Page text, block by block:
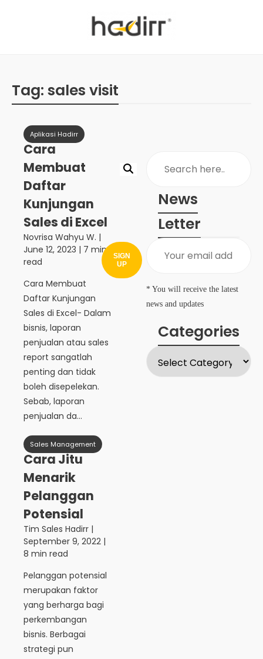
Tag: sales visit
Aplikasi Hadirr
Cara
Membuat
Daftar
Kunjungan
Sales di Excel
Novrisa Wahyu W. |
June 12, 2023 | 7 min
read
Cara Membuat
Daftar Kunjungan
Sales di Excel- Dalam
bisnis, laporan
penjualan atau sales
report sangatlah
penting dan tidak
boleh disepelekan.
Sebab, laporan
penjualan da...
Sales Management
Cara Jitu
Menarik
Pelanggan
Potensial
Tim Sales Hadirr |
September 9, 2022 |
8 min read
Pelanggan potensial
merupakan faktor
yang berharga bagi
perkembangan
bisnis. Berbagai
strategi pun
News
Letter
SIGN
UP
* You will receive the latest
news and updates
Categories